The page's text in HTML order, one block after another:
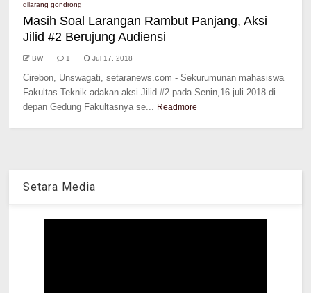
dilarang gondrong
Masih Soal Larangan Rambut Panjang, Aksi
Jilid #2 Berujung Audiensi
BW 1 Jul 17, 2018
Cirebon, Unswagati, setaranews.com - Sekurumunan mahasiswa
Fakultas Teknik adakan aksi Jilid #2 pada Senin,16 juli 2018 di
depan Gedung Fakultasnya se... Readmore
Setara Media